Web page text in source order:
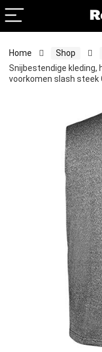
Home Shop
Snijbestendige kleding,
voorkomen slash steek